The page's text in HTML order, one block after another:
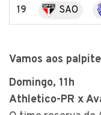
19 SAO
Vamos aos
Domingo, 11h
Athletico-PR x